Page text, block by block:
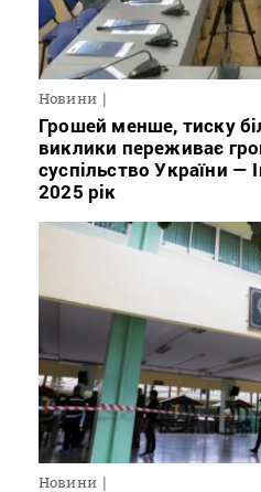
Новини
Грошей менше, тиску
виклики переживає
суспільство України —
2025 рік
Новини